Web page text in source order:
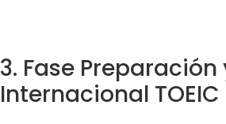
3. Fase Preparación
Internacional TOEIC